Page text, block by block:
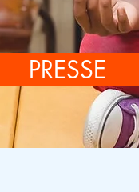
PRESSE